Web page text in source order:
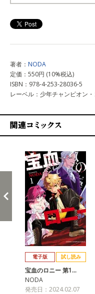
著者： NODA
定価：550円 (10%税込)
ISBN：978-4-253-28036-5
レーベル：少年チャンピオン
電子版 試し読み
宝血のロニー 第1…
NODA
発売日：2024.02.07